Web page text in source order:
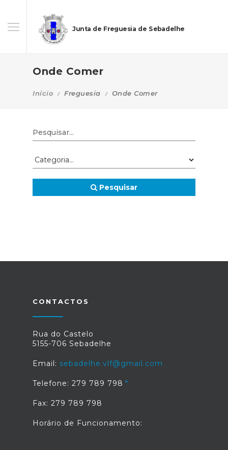
Junta de Freguesia de Sebadelhe
Onde Comer
Início Freguesia Onde Comer
Pesquisar
CONTACTOS
Rua do Castelo
5155-706 Sebadelhe
Email: sebadelhe.vlf@gmail.com
Telefone: 279 789 798
Fax: 279 789 798
Horário de Funcionamento: